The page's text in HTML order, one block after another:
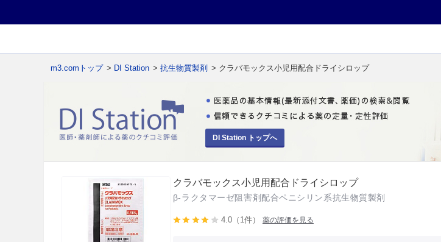
m3.comトップ > DI Station > 抗生物質製剤 > クラバモックス小児用配合ドライシロップ
DI Station トップへ
クラバモックス小児用配合ドライシロップ
β-ラクタマーゼ阻害剤配合ペニシリン系抗生物質製剤
4.0（1件） 薬の評価を見る